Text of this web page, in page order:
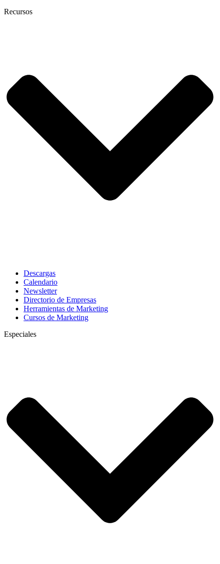
Recursos
Descargas
Calendario
Newsletter
Directorio de Empresas
Herramientas de Marketing
Cursos de Marketing
Especiales